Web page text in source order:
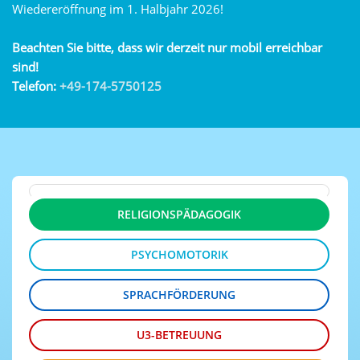
Wiedereröffnung im 1. Halbjahr 2026!
Beachten Sie bitte, dass wir derzeit nur mobil erreichbar
sind!
Telefon: +49-174-5750125
RELIGIONSPÄDAGOGIK
PSYCHOMOTORIK
SPRACHFÖRDERUNG
U3-BETREUUNG